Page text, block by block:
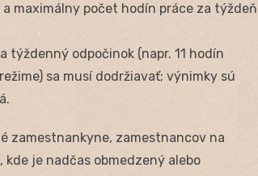
a maximálny počet hodín práce za týždeň
týždenný odpočinok (napr. 11 hodín
sa musí dodržiavať; výnimky sú
zamestnankyne, zamestnancov na
je nadčas obmedzený alebo